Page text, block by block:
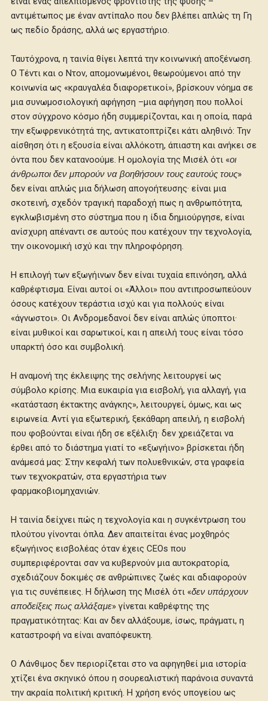
αντιμέτωπος με έναν αντίπαλο που δεν βλέπει απλώς τη Γη
ως πεδίο δράσης, αλλά ως εργαστήριο.
Ταυτόχρονα, η ταινία θίγει λεπτά την κοινωνική αποξένωση.
Ο Τέντι και ο Ντον, απομονωμένοι, θεωρούμενοι από την
κοινωνία ως «κραυγαλέα διαφορετικοί», βρίσκουν νόημα σε
μια συνωμοσιολογική αφήγηση –μια αφήγηση που πολλοί
στον σύγχρονο κόσμο ήδη συμμερίζονται, και η οποία, παρά
την εξωφρενικότητά της, αντικατοπτρίζει κάτι αληθινό: Την
αίσθηση ότι η εξουσία είναι αλλόκοτη, άπιαστη και ανήκει σε
όντα που δεν κατανοούμε. Η ομολογία της Μισέλ ότι «οι
άνθρωποι δεν μπορούν να βοηθήσουν τους εαυτούς τους»
δεν είναι απλώς μια δήλωση απογοήτευσης· είναι μια
σκοτεινή, σχεδόν τραγική παραδοχή πως η ανθρωπότητα,
εγκλωβισμένη στο σύστημα που η ίδια δημιούργησε, είναι
ανίσχυρη απέναντι σε αυτούς που κατέχουν την τεχνολογία,
την οικονομική ισχύ και την πληροφόρηση.
Η επιλογή των εξωγήινων δεν είναι τυχαία επινόηση, αλλά
καθρέφτισμα. Είναι αυτοί οι «Άλλοι» που αντιπροσωπεύουν
όσους κατέχουν τεράστια ισχύ και για πολλούς είναι
«άγνωστοι». Οι Ανδρομεδανοί δεν είναι απλώς ύποπτοι·
είναι μυθικοί και σαρωτικοί, και η απειλή τους είναι τόσο
υπαρκτή όσο και συμβολική.
Η αναμονή της έκλειψης της σελήνης λειτουργεί ως
σύμβολο κρίσης. Μια ευκαιρία για εισβολή, για αλλαγή, για
«κατάσταση έκτακτης ανάγκης», λειτουργεί, όμως, και ως
ειρωνεία. Αντί για εξωτερική, ξεκάθαρη απειλή, η εισβολή
που φοβούνται είναι ήδη σε εξέλιξη· δεν χρειάζεται να
έρθει από το διάστημα γιατί το «εξωγήινο» βρίσκεται ήδη
ανάμεσά μας: Στην κεφαλή των πολυεθνικών, στα γραφεία
των τεχνοκρατών, στα εργαστήρια των
φαρμακοβιομηχανιών.
Η ταινία δείχνει πώς η τεχνολογία και η συγκέντρωση του
πλούτου γίνονται όπλα. Δεν απαιτείται ένας μοχθηρός
εξωγήινος εισβολέας όταν έχεις CEOs που
συμπεριφέρονται σαν να κυβερνούν μια αυτοκρατορία,
σχεδιάζουν δοκιμές σε ανθρώπινες ζωές και αδιαφορούν
για τις συνέπειες. Η δήλωση της Μισέλ ότι «δεν υπάρχουν
αποδείξεις πως αλλάξαμε» γίνεται καθρέφτης της
πραγματικότητας: Και αν δεν αλλάξουμε, ίσως, πράγματι, η
καταστροφή να είναι αναπόφευκτη.
Ο Λάνθιμος δεν περιορίζεται στο να αφηγηθεί μια ιστορία·
χτίζει ένα σκηνικό όπου η σουρεαλιστική παράνοια συναντά
την ακραία πολιτική κριτική. Η χρήση ενός υπογείου ως